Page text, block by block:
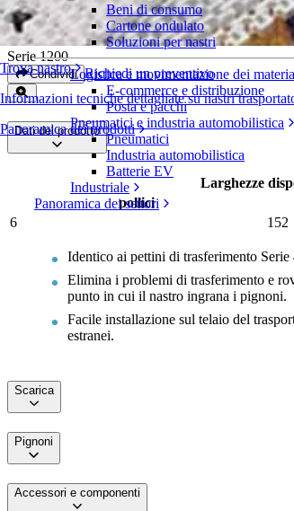
Trova nastro
Informazioni tecniche dettagliate su nastri
Panoramica dei prodotti
Beni di consumo
Cartone ondulato
Soluzioni per nastri
Logistica e movimentazione dei
E-commerce e distribuzione
Posta e pacchi
Pneumatici e industria automobilistica
Pneumatici
Industria automobilistica
Batterie EV
Industriale
Panoramica dei settori
Pettini di trasferimento
Serie 1200
Condividi Richiedi un preventivo
Dati del prodotto
Larghezze
pollici
6
152
Identico ai pettini di trasferimento Serie
Elimina i problemi di trasferimento e
punto in cui il nastro ingrana i pignoni.
Facile installazione sul telaio del
estranei.
Scarica
Pignoni
Accessori e componenti